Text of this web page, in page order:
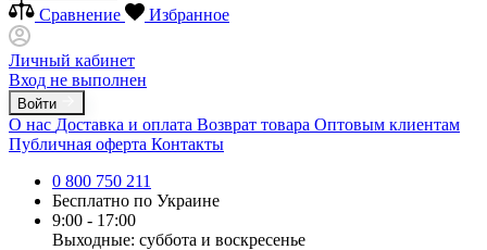
Сравнение Избранное
Личный кабинет
Вход не выполнен
Войти
О нас Доставка и оплата Возврат товара Оптовым клиентам
Публичная оферта Контакты
0 800 750 211
Бесплатно по Украине
9:00 - 17:00
Выходные: суббота и воскресенье